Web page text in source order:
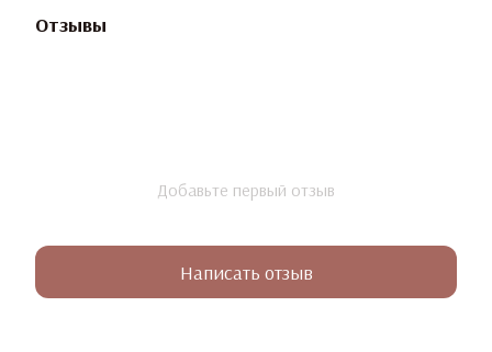
Отзывы
Добавьте первый отзыв
Написать отзыв